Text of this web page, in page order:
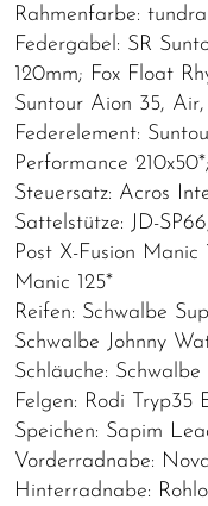
Rahmenfarbe:
Federgabel: SR
120mm; Fox Float
Suntour Aion 35,
Federelement:
Performance
Steuersatz: Acros
Sattelstütze: JD-
Post X-Fusion
Manic 125*
Reifen: Schwalbe
Schwalbe Johnny
Schläuche: Schwalbe
Felgen: Rodi Tryp35
Speichen: Sapim
Vorderradnabe:
Hinterradnabe: